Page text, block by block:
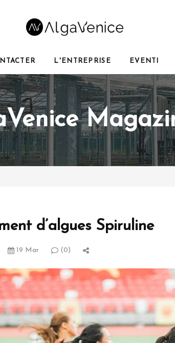
L'ENTREPRISE EVENTI
d’algues Spiruline
19 Mar (0)